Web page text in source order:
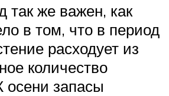
так же важен, как
в том, что в период
расходует из
количество
осени запасы